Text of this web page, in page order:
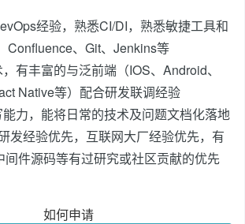
经验，熟悉CI/DI，熟悉敏捷工具和
Confluence、Git、Jenkins等
有丰富的与泛前端（IOS、Android、
Native等）配合研发联调经验
力，能将日常的技术及问题文档化落地
发经验优先，互联网大厂经验优先，有
间件源码等有过研究或社区贡献的优先
如何申请